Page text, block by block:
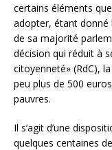
certains éléments
adopter, étant
de sa majorité
décision qui réduit à
citoyenneté» (RdC),
peu plus de 500
pauvres.
Il s’agit d’une
quelques centaines